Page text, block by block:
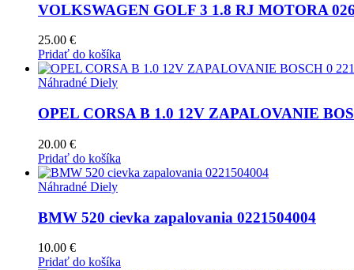
VOLKSWAGEN GOLF 3 1.8 RJ MOTORA
25.00 €
Pridať do košíka
Náhradné Diely
OPEL CORSA B 1.0 12V ZAPALOVANIE
20.00 €
Pridať do košíka
Náhradné Diely
BMW 520 cievka zapalovania 0221504004
10.00 €
Pridať do košíka